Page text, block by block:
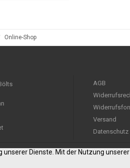
Online-Shop
AGB
Versand
Datenschutz
Dienste. Mit der Nutzung